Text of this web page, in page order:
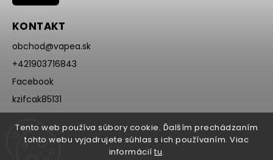
Tento web používa súbory cookie. Ďalším prechádzaním
tohto webu vyjadrujete súhlas s ich používaním. Viac
informácií tu.
KONTAKT
obchod@vapea.sk
+421903716843
Facebook
kzifcak85131
Instagram
@vapea.slovensko